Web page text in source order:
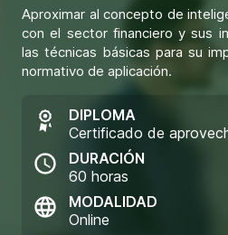
Aproximar al concepto de
con el sector financiero y sus
las técnicas básicas para su
normativo de aplicación.
DIPLOMA
Certificado de
DURACIÓN
60 horas
MODALIDAD
Online